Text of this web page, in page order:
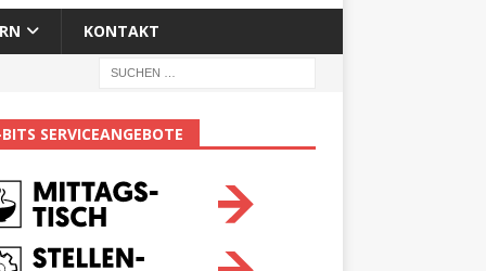
KONTAKT
SERVICEANGEBOTE